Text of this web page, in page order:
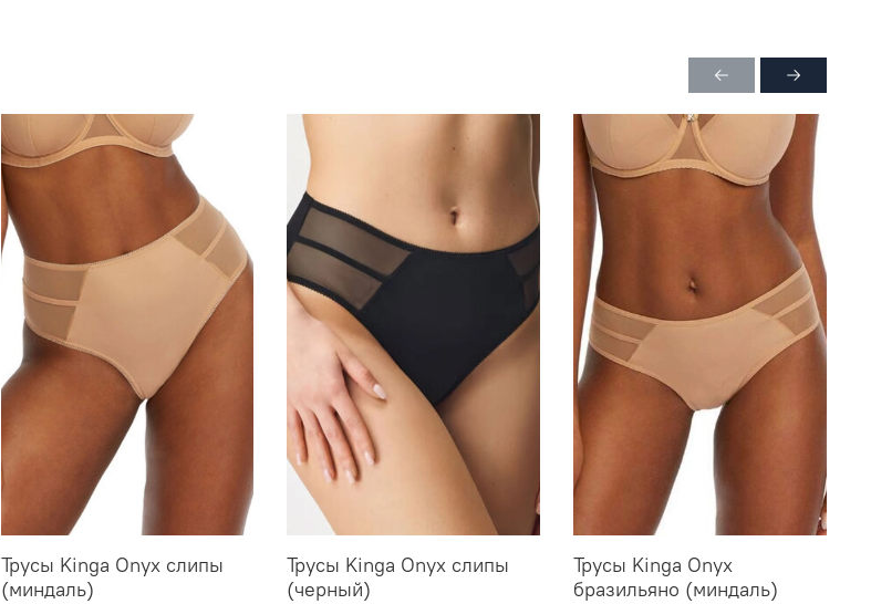
Трусы Kinga Onyx слипы
(миндаль)
Трусы Kinga Onyx слипы
(черный)
Трусы Kinga Onyx
бразильяно (миндаль)